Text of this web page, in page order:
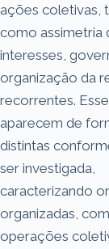
ações coletivas,
como assimetria
interesses,
organização da
recorrentes.
aparecem de
distintas
ser investigada,
caracterizando
organizadas, com
operações